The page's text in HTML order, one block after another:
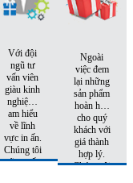
Với đội
ngũ tư
vấn viên
giàu kinh
nghiệm,
am hiểu
về lĩnh
vực in ấn.
Chúng tôi
sẽ tư vấn
Ngoài
việc đem
lại những
sản phẩm
hoàn hảo
cho quý
khách với
giá thành
hợp lý.
Chúng tôi